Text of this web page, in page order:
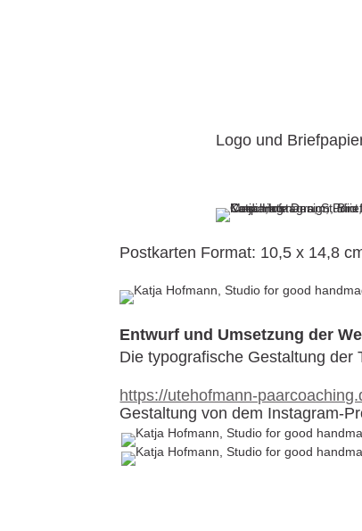
Logo und
Postkarten Format: 10,5 x 14,8
Entwurf und Umsetzung der
Die typografische Gestaltung der
https://utehofmann-
Gestaltung von dem Instagram-